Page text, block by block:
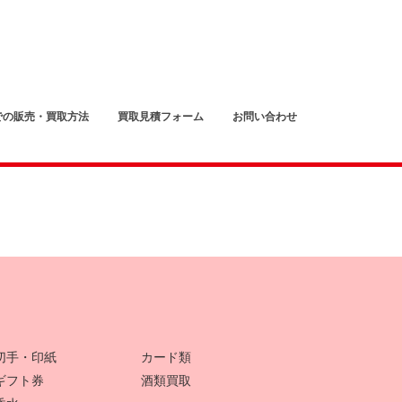
販売・買取方法 買取見積フォーム お問い合わせ
手・印紙
フト券
カード類
酒類買取